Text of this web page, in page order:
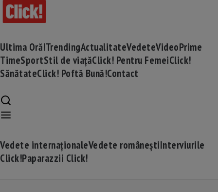
Ultima Oră!TrendingActualitateVedeteVideoPrime
TimeSportStil de viațăClick! Pentru FemeiClick!
SănătateClick! Poftă Bună!Contact
Vedete internaționaleVedete româneștiInterviurile
Click!Paparazzii Click!